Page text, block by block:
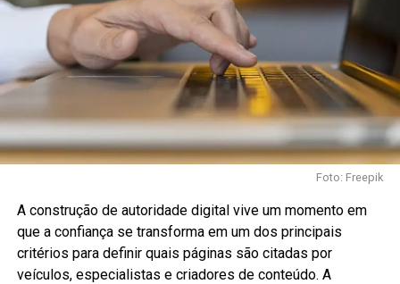
Foto: Freepik
A construção de autoridade digital vive um momento em
que a confiança se transforma em um dos principais
critérios para definir quais páginas são citadas por
veículos, especialistas e criadores de conteúdo. A